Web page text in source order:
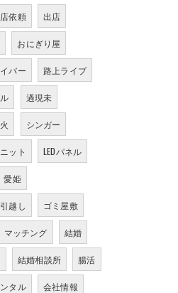
依頼 出店
おにぎり屋
バー 路上ライブ
過現未
シンガー
ット LEDパネル
愛姫
引越し ゴミ屋敷
マッチング 結婚
結婚相談所 腸活
タル 会社情報